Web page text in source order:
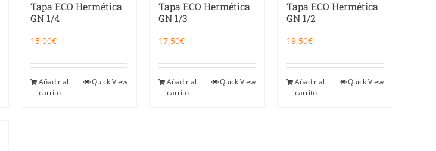
Tapa ECO Hermética
GN 1/4
15,00€
Añadir al
carrito
Quick View
Tapa ECO Hermética
GN 1/3
17,50€
Añadir al
carrito
Quick View
Tapa ECO Hermética
GN 1/2
19,50€
Añadir al
carrito
Quick View